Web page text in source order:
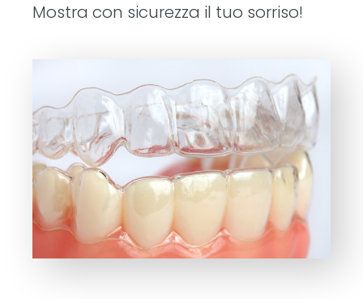
Mostra con sicurezza il tuo sorriso!